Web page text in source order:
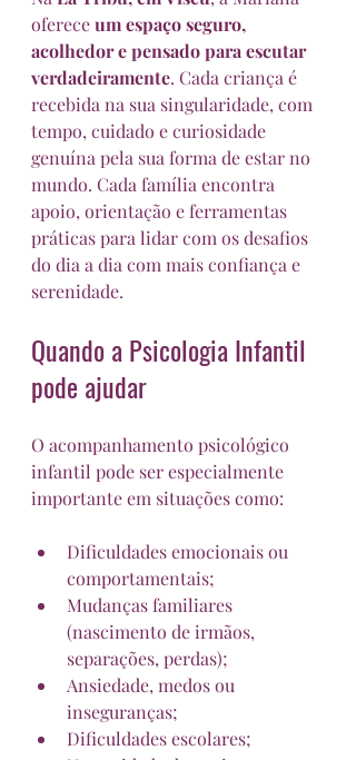
oferece um espaço seguro,
acolhedor e pensado para escutar
verdadeiramente. Cada criança é
recebida na sua singularidade, com
tempo, cuidado e curiosidade
genuína pela sua forma de estar no
mundo. Cada família encontra
apoio, orientação e ferramentas
práticas para lidar com os desafios
do dia a dia com mais confiança e
serenidade.
Quando a Psicologia Infantil
pode ajudar
O acompanhamento psicológico
infantil pode ser especialmente
importante em situações como:
Dificuldades emocionais ou
comportamentais;
Mudanças familiares
(nascimento de irmãos,
separações, perdas);
Ansiedade, medos ou
inseguranças;
Dificuldades escolares;